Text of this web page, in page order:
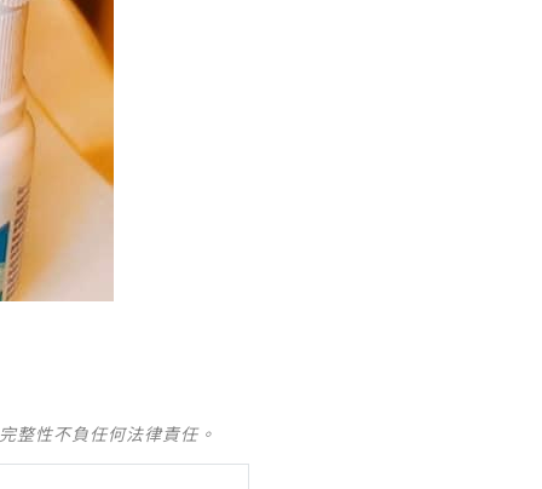
整性不負任何法律責任。